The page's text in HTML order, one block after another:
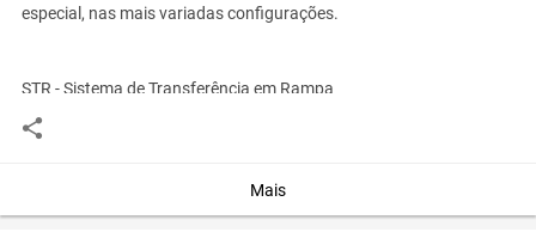
especial, nas mais variadas configurações.
STR - Sistema de Transferência em Rampa
O Sistema de Transferência de Carga em Rampa (STR) transfere a
carga da rede da concessionária local para o(s) grupo(s)
Esta tecnologia é 100% nacional, desenvolvida pela STEMAC para
Mais